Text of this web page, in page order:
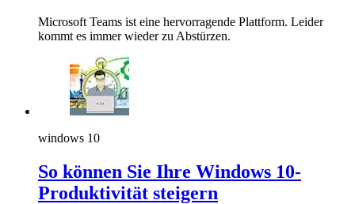
Microsoft Teams ist eine hervorragende Plattform. Leider
kommt es immer wieder zu Abstürzen.
windows 10
So können Sie Ihre Windows 10-
Produktivität steigern